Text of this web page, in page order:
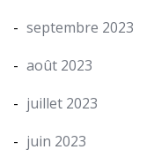
septembre 2023
août 2023
juillet 2023
juin 2023